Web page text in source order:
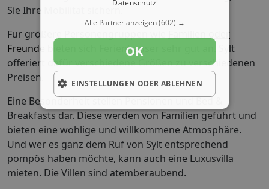
Sie Ihre Mobilität sichern.
Für größere Personengruppen wie
Familien oder
Freunde bieten sich Ferienhäuser sehr gut an
. Sylt
offeriert dafür verschiedene Größen zu verschiedenen
Preisen.
Eine Besonderheit stellen Pensionen und Bed &
Breakfasts dar. Diese werden von Familien geführt und
bieten eine wohlige und willkommene Atmosphäre.
Und wer es ganz dem Ruf von Sylt entsprechend
pompös haben möchte, kann auch eine Luxusvilla
mieten. Die Villen sind atemberaubend.
Datenschutz
Alle Partner anzeigen(602) →
OK
EINSTELLUNGEN ODER ABLEHNEN